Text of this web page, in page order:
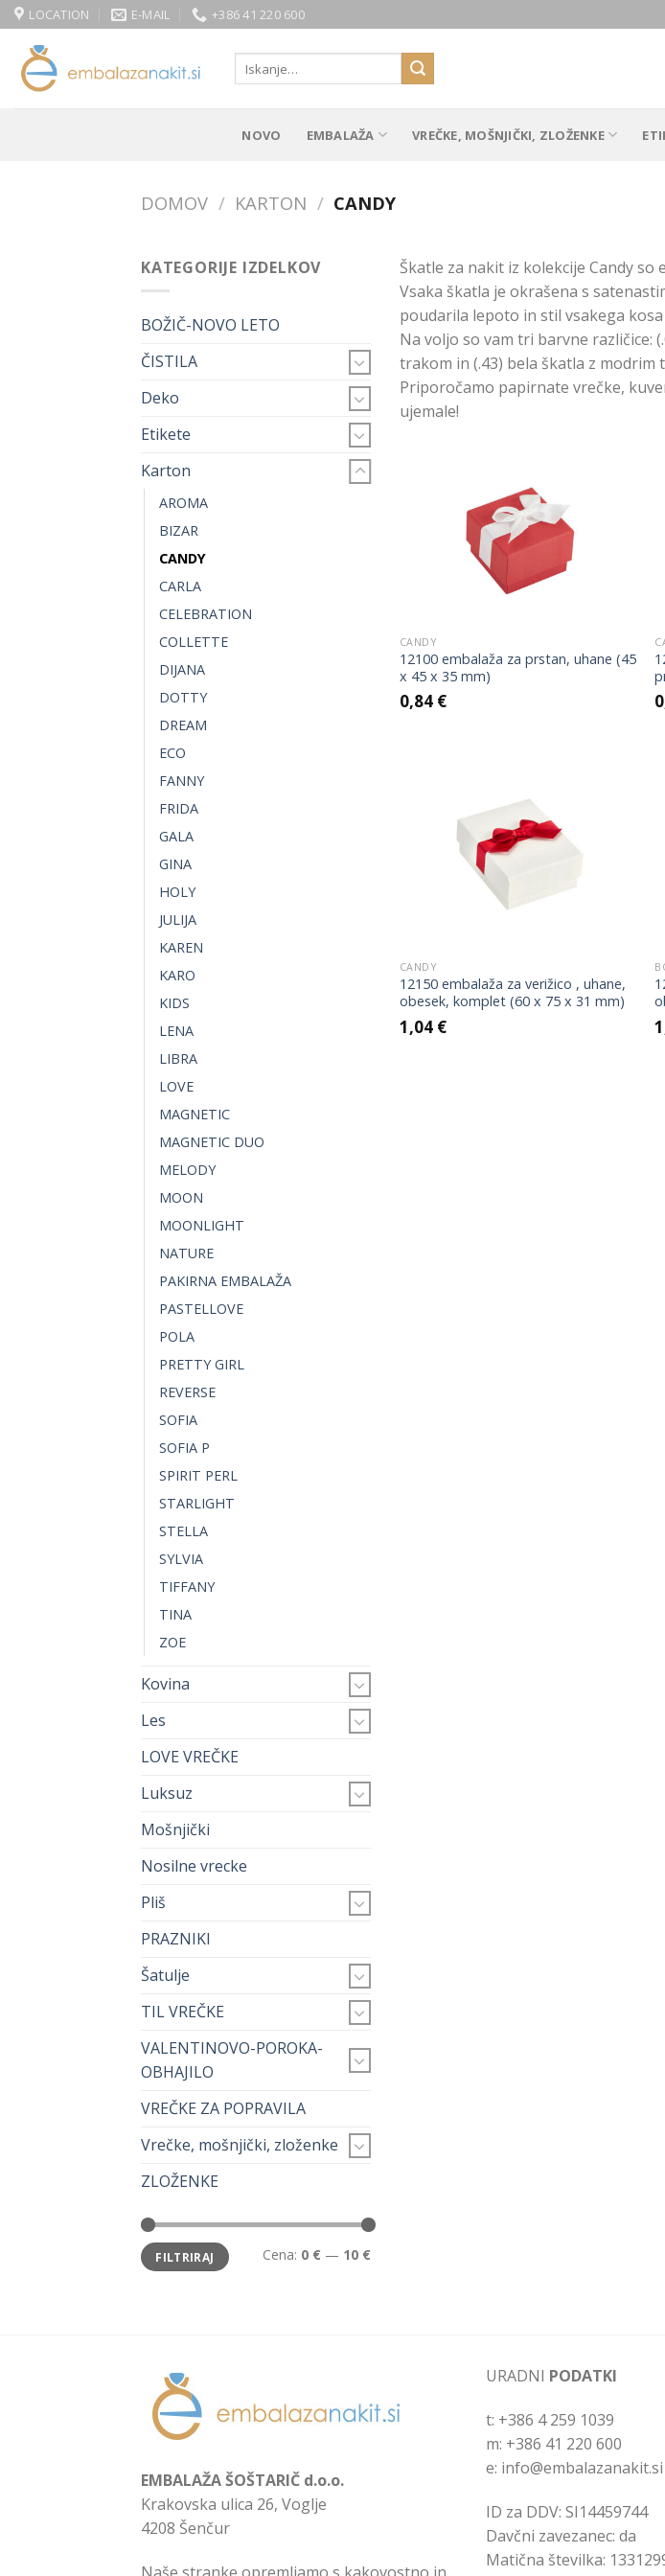
Skip
to
content
LOCATION E-MAIL +386 41 220 600
Išči:
NOVO EMBALAŽA VREČKE, MOŠNJIČKI, ZLOŽENKE
DOMOV / KARTON / CANDY
KATEGORIJE IZDELKOV
BOŽIČ-NOVO LETO
ČISTILA
Deko
Etikete
Karton
AROMA
BIZAR
CANDY
CARLA
CELEBRATION
COLLETTE
DIJANA
DOTTY
DREAM
ECO
FANNY
FRIDA
GALA
GINA
HOLY
JULIJA
KAREN
KARO
KIDS
LENA
LIBRA
LOVE
MAGNETIC
MAGNETIC DUO
MELODY
MOON
MOONLIGHT
NATURE
PAKIRNA EMBALAŽA
PASTELLOVE
POLA
PRETTY GIRL
REVERSE
SOFIA
SOFIA P
SPIRIT PERL
STARLIGHT
STELLA
SYLVIA
TIFFANY
TINA
ZOE
Kovina
Les
LOVE VREČKE
Luksuz
Mošnjički
Nosilne vrecke
Pliš
PRAZNIKI
Šatulje
TIL VREČKE
VALENTINOVO-POROKA-
OBHAJILO
VREČKE ZA POPRAVILA
Vrečke, mošnjički, zloženke
ZLOŽENKE
Min
cena
Max
cenaFILTRIRAJ Cena: 0 € — 10 €
Škatle za nakit iz kolekcije Candy
Vsaka škatla je okrašena s
poudarila lepoto in stil vsakega
Na voljo so vam tri barvne različice:
trakom in (.43) bela škatla z modrim
Priporočamo papirnate vrečke,
ujemale!
CANDY
12100 embalaža za prstan, uhane (45
x 45 x 35 mm)
0,84 €
CANDY
12150 embalaža za verižico , uhane,
obesek, komplet (60 x 75 x 31 mm)
1,04 €
EMBALAŽA ŠOŠTARIČ d.o.o.
Krakovska ulica 26, Voglje
4208 Šenčur
URADNI PODATKI
t: +386 4 259 1039
m: +386 41 220 600
e: info@embalazanakit.si
ID za DDV: SI14459744
Davčni zavezanec: da
Matična številka: